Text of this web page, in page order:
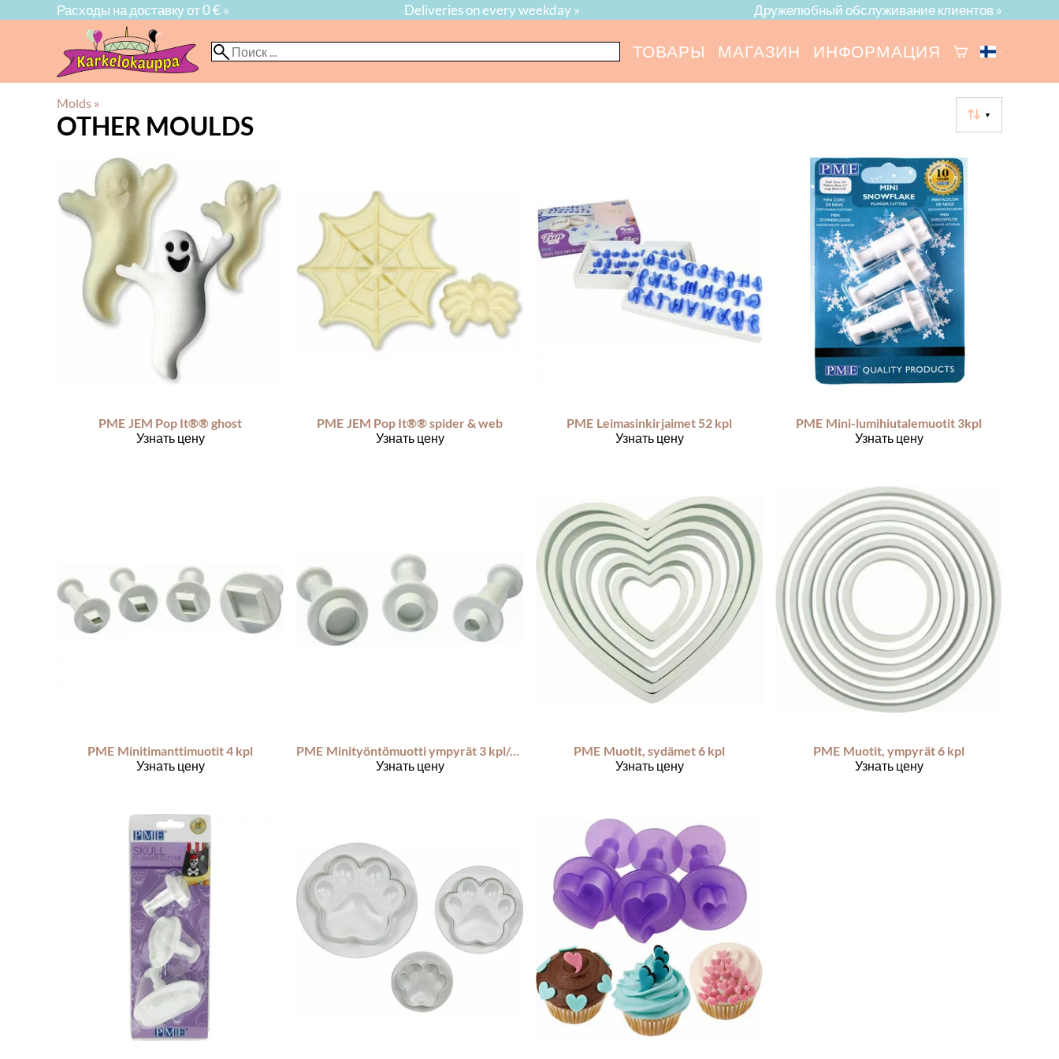
Расходы на доставку от 0 € » Deliveries on every weekday » Дружелюбный обслуживание клиентов »
ТОВАРЫ МАГАЗИН ИНФОРМАЦИЯ
Molds ‪»
▼
OTHER MOULDS
PME JEM Pop It®® ghost
Узнать цену
PME JEM Pop It®® spider & web
Узнать цену
PME Leimasinkirjaimet 52 kpl
Узнать цену
PME Mini-lumihiutalemuotit 3kpl
Узнать цену
PME Minitimanttimuotit 4 kpl
Узнать цену
PME
Minityöntömuotti ympyrät 3 kpl/pkt
Узнать цену
PME Muotit, sydämet 6 kpl
Узнать цену
PME Muotit, ympyrät 6 kpl
Узнать цену